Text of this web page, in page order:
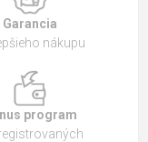
Garancia
nákupu
program